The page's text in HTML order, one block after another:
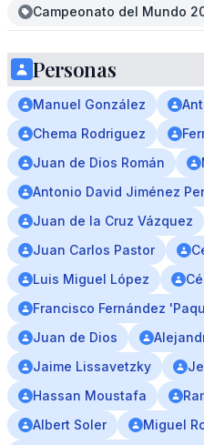
Campeonato del Mundo
Personas
Manuel González
Chema Rodriguez
Juan de Dios Román
Antonio David Jiménez
Juan de la Cruz Vázquez
Juan Carlos Pastor
Luis Miguel López
Francisco Fernández
Juan de Dios
Jaime Lissavetzky
Hassan Moustafa
Albert Soler
Miguel